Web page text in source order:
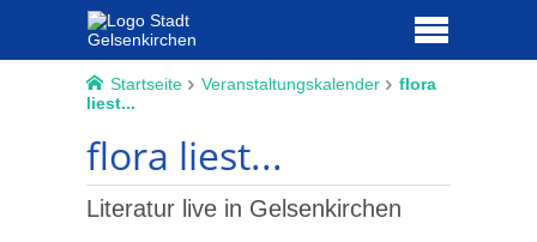
Startseite Veranstaltungskalender
flora
liest...
flora liest...
Literatur live in Gelsenkirchen